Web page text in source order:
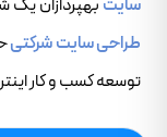
سایت بهپردازان یک
طراحی سایت شرکتی
توسعه کسب و کار